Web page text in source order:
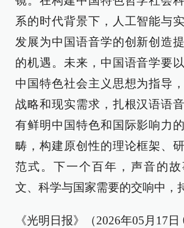
系的时代背景下，人工智能与
发展为中国语音学的创新创造
的机遇。未来，中国语音学要
中国特色社会主义思想为指导
战略和现实需求，扎根汉语语
有鲜明中国特色和国际影响力
畴，构建原创性的理论框架、
范式。下一个百年，声音的故
文、科学与国家需要的交响中，
《光明日报》（2026年05月17日